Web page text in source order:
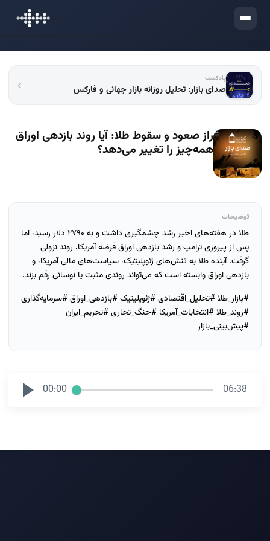
ورود
پادکست
صدای بازار: تحلیل روزانه بازار جهانی و فارکس
راز صعود و سقوط طلا: آیا روند بازدهی اوراق
همه‌چیز را تغییر می‌دهد؟
توضیحات
طلا در هفته‌های اخیر رشد چشمگیری داشت و به ۲۷۹۰ دلار رسید، اما
پس از پیروزی ترامپ و رشد بازدهی اوراق قرضه آمریکا، روند نزولی
گرفت. آینده طلا به تنش‌های ژئوپلیتیک، سیاست‌های مالی آمریکا، و
بازدهی اوراق وابسته است که می‌تواند روندی مثبت یا نوسانی رقم بزند.
#بازار_طلا #تحلیل_اقتصادی #ژئوپلیتیک #بازدهی_اوراق #سرمایه‌گذاری
#روند_طلا #انتخابات_آمریکا #جنگ_تجاری #تحریم_ایران
#پیش‌بینی_بازار
00:00 06:38